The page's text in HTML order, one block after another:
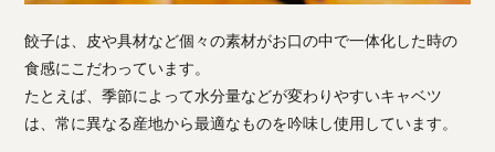
餃子は、皮や具材など個々の素材がお口の中で一体化した時の
食感にこだわっています。
たとえば、季節によって水分量などが変わりやすいキャベツ
は、常に異なる産地から最適なものを吟味し使用しています。